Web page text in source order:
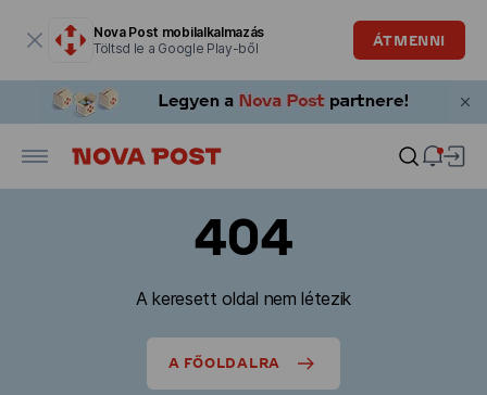
Nova Post mobilalkalmazás
Töltsd le a Google Play-ből
ÁTMENNI
404
A keresett oldal nem létezik
A FŐOLDALRA